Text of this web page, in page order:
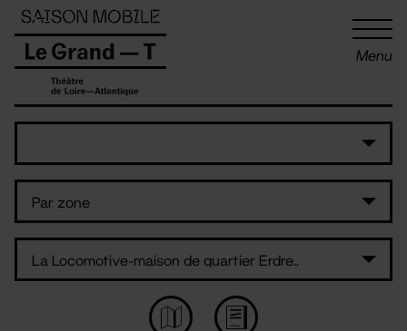
Menu
Panneau de gestion des cookies